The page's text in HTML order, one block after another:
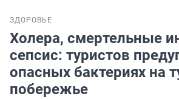
ЗДОРОВЬЕ
Холера, смертельные
сепсис: туристов
опасных бактериях на
побережье